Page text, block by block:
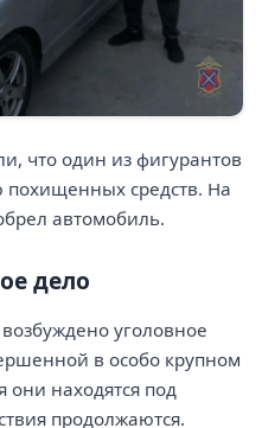
что один из фигурантов
похищенных средств. На
автомобиль.
дело
уголовное
в особо крупном
они находятся под
продолжаются.